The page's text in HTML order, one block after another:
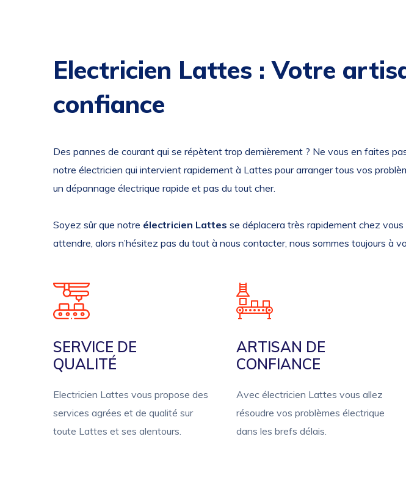
Electricien Lattes : Votre
confiance
Des pannes de courant qui se répètent trop dernièrement ? Ne vous en faites
notre électricien qui intervient rapidement à Lattes pour arranger tous vos
un dépannage électrique rapide et pas du tout cher.
Soyez sûr que notre électricien Lattes se déplacera très rapidement chez
attendre, alors n’hésitez pas du tout à nous contacter, nous sommes toujours à
SERVICE DE
QUALITÉ
Electricien Lattes vous propose des
services agrées et de qualité sur
toute Lattes et ses alentours.
ARTISAN DE
CONFIANCE
Avec électricien Lattes vous allez
résoudre vos problèmes électrique
dans les brefs délais.